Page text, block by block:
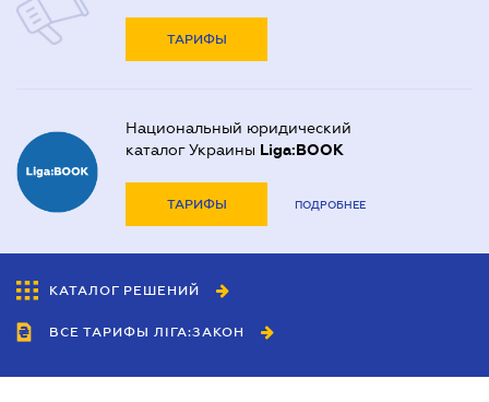
ТАРИФЫ
Национальный юридический
каталог Украины Liga:BOOK
ТАРИФЫ ПОДРОБНЕЕ
КАТАЛОГ РЕШЕНИЙ
ВСЕ ТАРИФЫ ЛІГА:ЗАКОН